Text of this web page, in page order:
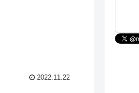
2022.11.22